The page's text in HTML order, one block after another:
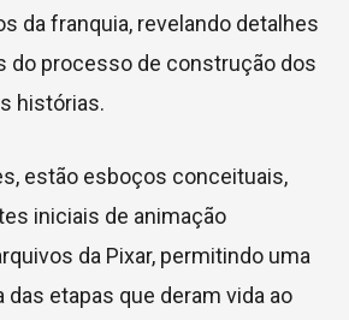
da franquia, revelando detalhes
do processo de construção dos
histórias.
estão esboços conceituais,
iniciais de animação
da Pixar, permitindo uma
das etapas que deram vida ao